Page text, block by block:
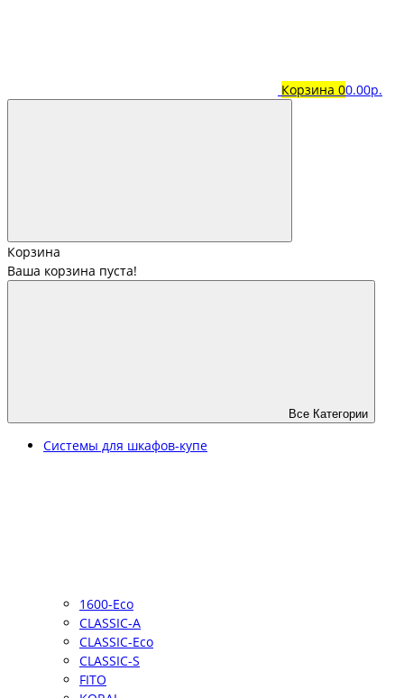
Корзина 00.00р.
Корзина
Ваша корзина пуста!
Все Категории
Системы для шкафов-купе
1600-Eco
CLASSIC-A
CLASSIC-Eco
CLASSIC-S
FITO